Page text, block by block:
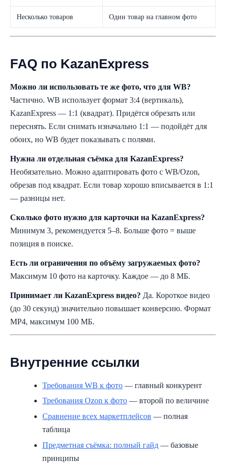
Несколько товаров Один товар на главном фото
FAQ по KazanExpress
Можно ли использовать те же фото, что для WB?
Частично. WB использует формат 3:4 (вертикаль),
KazanExpress — 1:1 (квадрат). Придётся обрезать или
переснять. Если снимать изначально 1:1 — подойдёт для
обоих, но WB будет показывать с полями.
Нужна ли отдельная съёмка для KazanExpress?
Необязательно. Можно адаптировать фото с WB/Ozon,
обрезав под квадрат. Если товар хорошо вписывается в 1:1
— разницы нет.
Сколько фото нужно для карточки на KazanExpress?
Минимум 3, рекомендуется 5–8. Больше фото = выше
позиция в поиске.
Есть ли ограничения по объёму загружаемых фото?
Максимум 10 фото на карточку. Каждое — до 8 МБ.
Принимает ли KazanExpress видео? Да. Короткое видео
(до 30 секунд) значительно повышает конверсию. Формат
MP4, максимум 100 МБ.
Внутренние ссылки
Требования WB к фото — главный конкурент
Требования Ozon к фото — второй по величине
Сравнение всех маркетплейсов — полная
таблица
Предметная съёмка: полный гайд — базовые
принципы